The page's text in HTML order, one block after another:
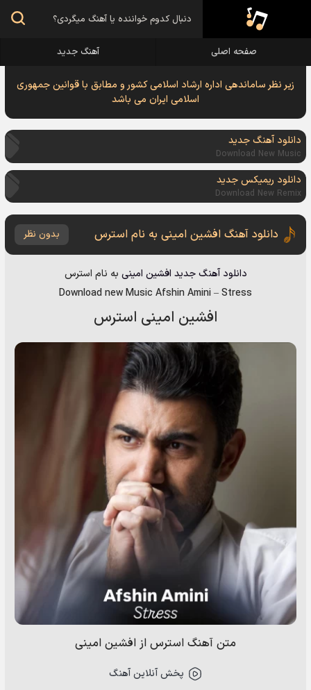
صفحه اصلی آهنگ جدید
زیر نظر ساماندهی اداره ارشاد اسلامی کشور و مطابق با قوانین جمهوری
اسلامی ایران می باشد
دانلود آهنگ جدید
Download New Music
دانلود ریمیکس جدید
Download New Remix
دانلود آهنگ افشین امینی به نام استرس بدون نظر
دانلود آهنگ جدید افشین امینی به نام استرس
Download new Music Afshin Amini–Stress
افشین امینی استرس
متن آهنگ استرس از افشین امینی
پخش آنلاین آهنگ